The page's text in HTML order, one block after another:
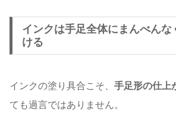
インクは手足全体にまんべんな
ける
インクの塗り具合こそ、 手足形の仕上
ても過言ではありません。